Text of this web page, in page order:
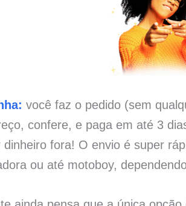
você faz o pedido (sem
confere, e paga em até 3
dinheiro fora! O envio é super
ou até motoboy,